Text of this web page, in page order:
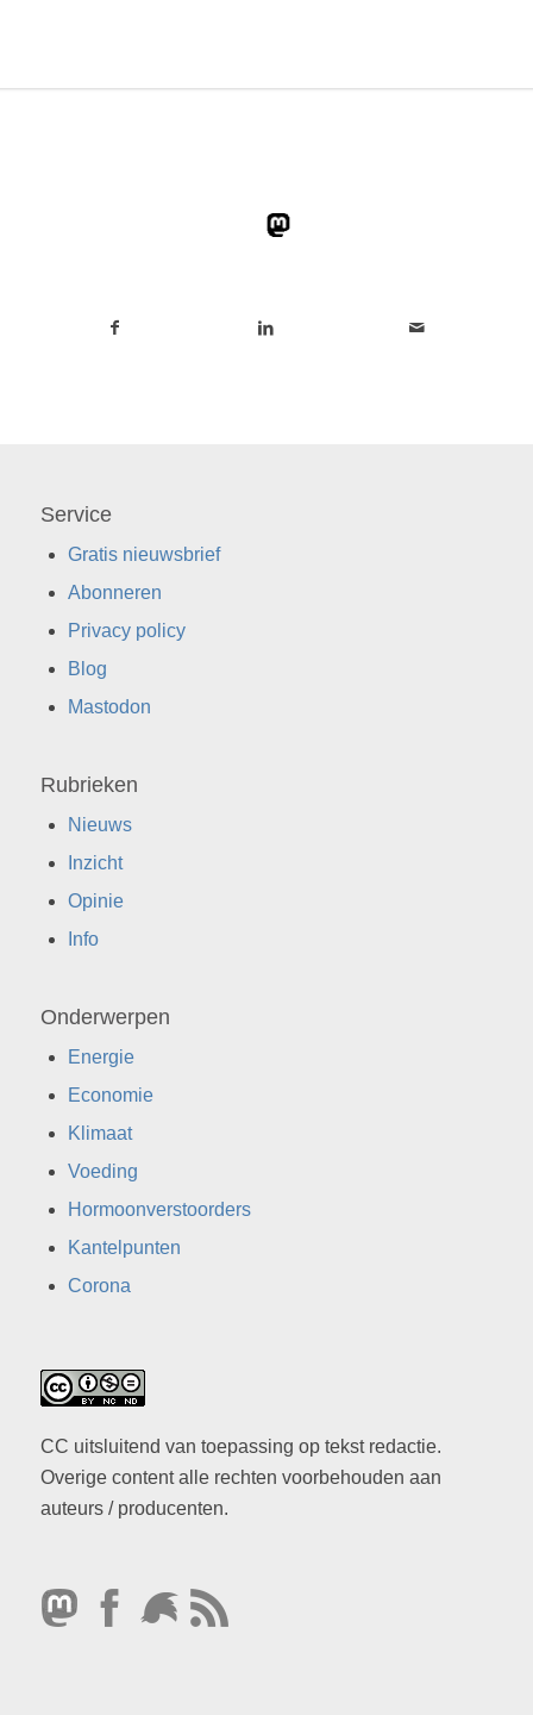
Service
Gratis nieuwsbrief
Abonneren
Privacy policy
Blog
Mastodon
Rubrieken
Nieuws
Inzicht
Opinie
Info
Onderwerpen
Energie
Economie
Klimaat
Voeding
Hormoonverstoorders
Kantelpunten
Corona
CC uitsluitend van toepassing op tekst redactie.
Overige content alle rechten voorbehouden aan
auteurs / producenten.